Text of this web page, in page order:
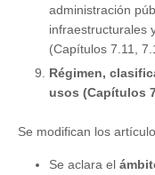
administración
infraestructurales
(Capítulos 7.11,
Régimen,
usos (Capítulos
Se modifican los
Se aclara el